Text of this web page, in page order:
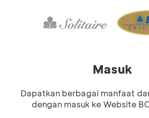
Masuk
Dapatkan berbagai manfaat
dengan masuk ke Website